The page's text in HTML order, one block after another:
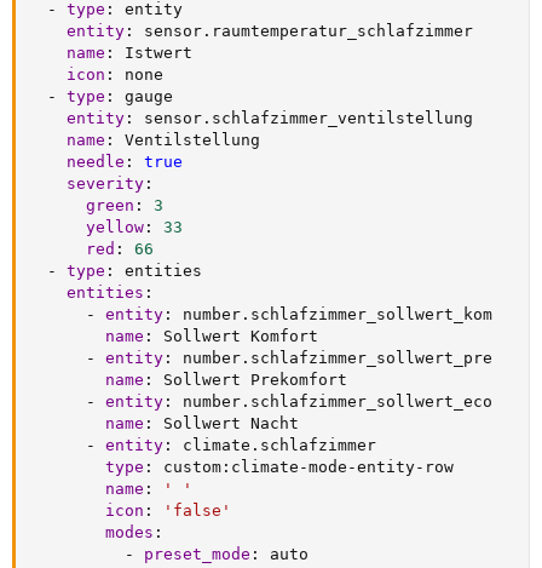
- type :
entity
entity :
sensor.raumtemperatur_schlafzimmer
name :
Istwert
icon :
none
-
type :
gauge
entity :
sensor.schlafzimmer_ventilstellung
name :
Ventilstellung
needle :
true
severity :
green :
3
yellow :
33
red :
66
-
type :
entities
entities :
-
entity :
number.schlafzimmer_sollwert_kom
name :
Sollwert Komfort
-
entity :
number.schlafzimmer_sollwert_pre
name :
Sollwert Prekomfort
-
entity :
number.schlafzimmer_sollwert_eco
name :
Sollwert Nacht
-
entity :
climate.schlafzimmer
type : custom : climate -mode -entity- row
name :
' '
icon :
'false'
modes :
-
preset_mode :
auto